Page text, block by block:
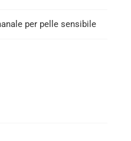
per pelle sensibile